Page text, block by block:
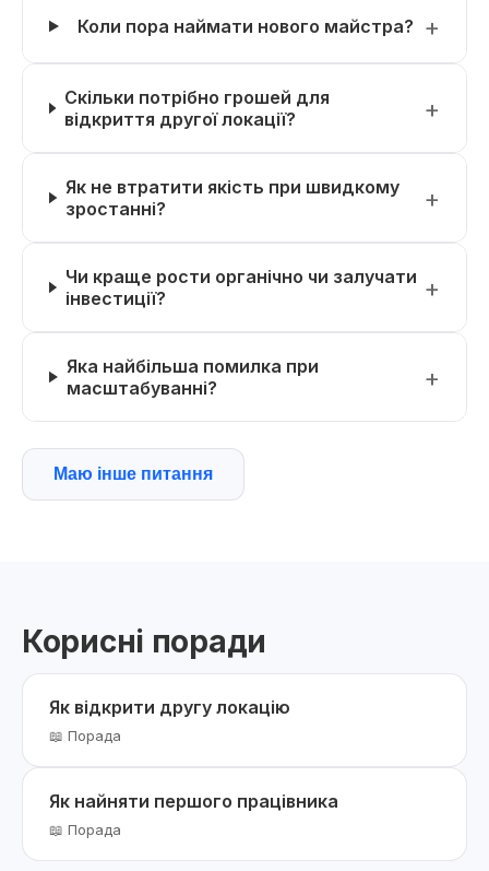
Коли пора наймати нового майстра?
Скільки потрібно грошей для
відкриття другої локації?
Як не втратити якість при швидкому
зростанні?
Чи краще рости органічно чи залучати
інвестиції?
Яка найбільша помилка при
масштабуванні?
Маю інше питання
Корисні поради
Як відкрити другу локацію
📖 Порада
Як найняти першого працівника
📖 Порада